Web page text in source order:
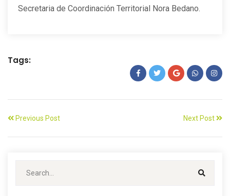
Secretaria de Coordinación Territorial Nora Bedano.
Tags:
Previous Post Next Post